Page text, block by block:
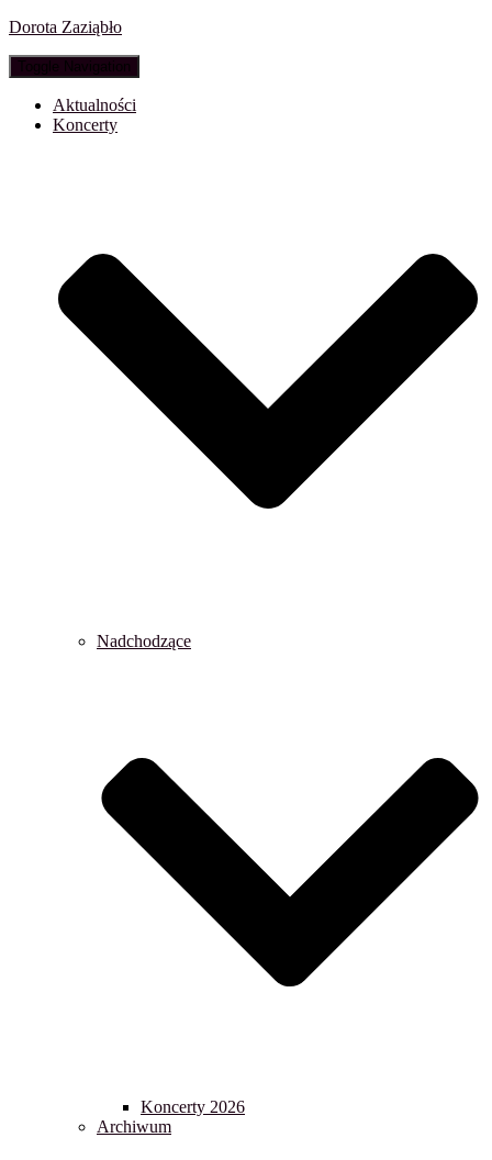
Dorota Zaziąbło
Toggle Navigation
Aktualności
Koncerty
Nadchodzące
Koncerty 2026
Archiwum